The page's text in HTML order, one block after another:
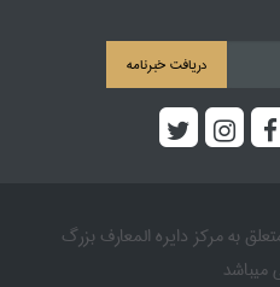
دریافت خبرنامه
متعلق به مرکز دایره المعارف بزرگ
میباشد